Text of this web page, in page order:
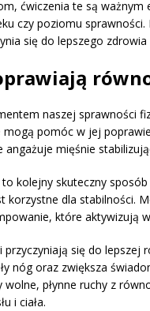
ćwiczenia te są
czy poziomu sprawności.
się do lepszego zdrowia
naszej sprawności
pomóc w jej
mięśnie
to kolejny skuteczny
korzystne dla stabilności.
które aktywizują
się do lepszej
nóg oraz zwiększa
wolne, płynne ruchy z
i ciała.